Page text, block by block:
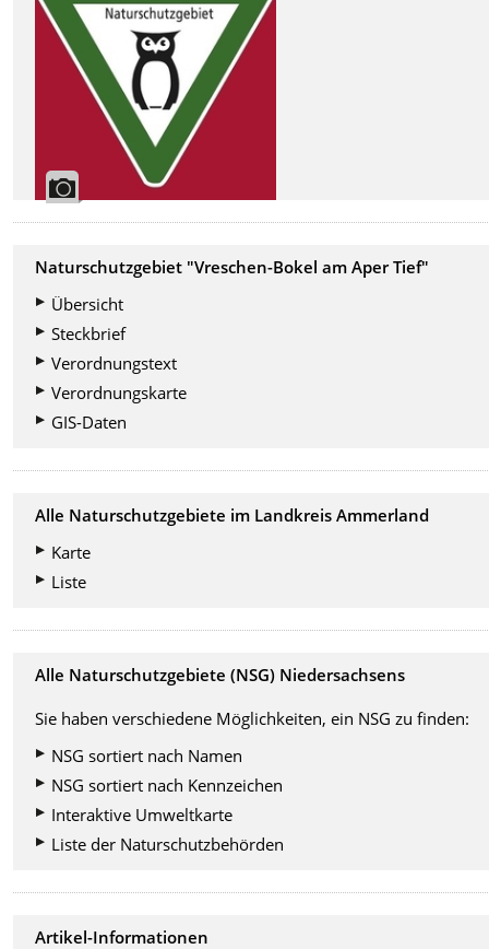
Naturschutzgebiet "Vreschen-Bokel am Aper Tief"
Übersicht
Steckbrief
Verordnungstext
Verordnungskarte
GIS-Daten
Alle Naturschutzgebiete im Landkreis Ammerland
Karte
Liste
Alle Naturschutzgebiete (NSG) Niedersachsens
Sie haben verschiedene Möglichkeiten, ein NSG zu finden:
NSG sortiert nach Namen
NSG sortiert nach Kennzeichen
Interaktive Umweltkarte
Liste der Naturschutzbehörden
Artikel-Informationen